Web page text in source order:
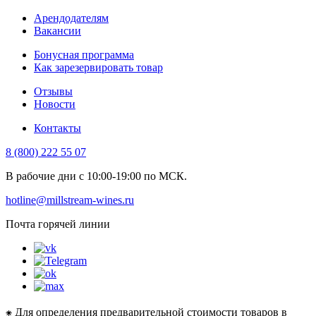
Арендодателям
Вакансии
Бонусная программа
Как зарезервировать товар
Отзывы
Новости
Контакты
8 (800) 222 55 07
В рабочие дни с 10:00-19:00 по МСК.
hotline@millstream-wines.ru
Почта горячей линии
⁕ Для определения предварительной стоимости товаров в